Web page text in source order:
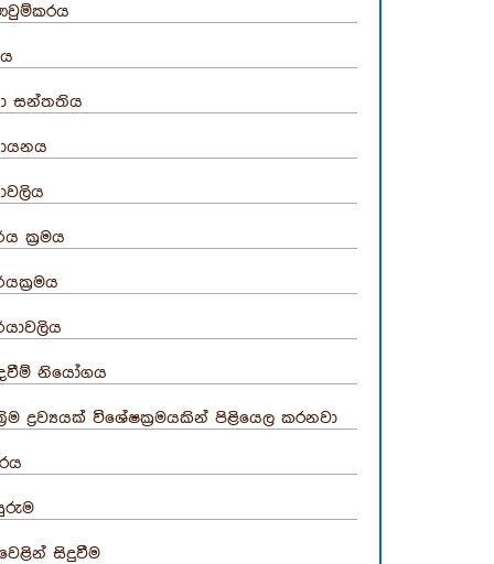
සන්තතිය
ක්‍රමය
නියෝගය
ද්‍රව්‍යයක් විශේෂක්‍රමයකින් පිළියෙල කරනවා
සිදුවීම